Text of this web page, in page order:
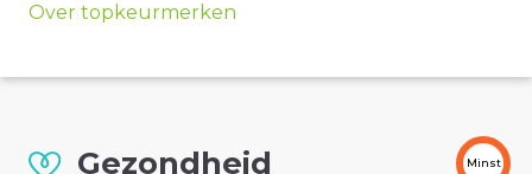
Over topkeurmerken
Gezondheid Minst